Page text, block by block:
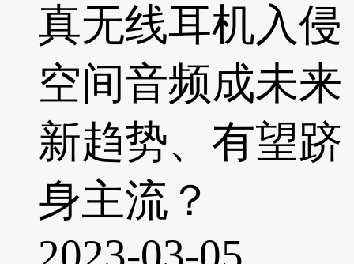
真无线耳机入侵
空间音频成未来
新趋势、有望跻
身主流？